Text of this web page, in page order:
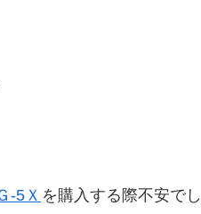
-5Ｘ を購入する際不安でし